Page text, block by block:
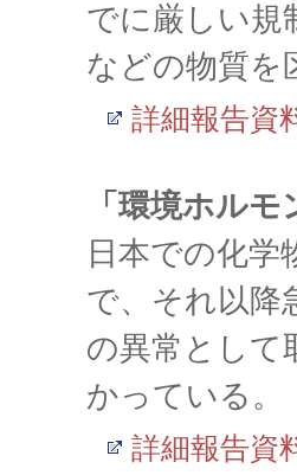
でに厳しい規
などの物質を
詳細報告資
「環境ホル
日本での化学
で、それ以降
の異常として
かっている。
詳細報告資